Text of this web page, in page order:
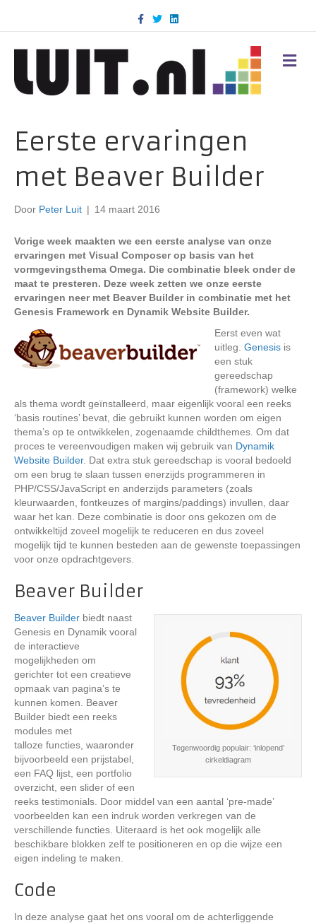
c
k
T
w
i
n
d
M
E
Eerste ervaringen
met Beaver Builder
Door Peter Luit | 14 maart 2016
Vorige week maakten we een eerste analyse van onze
ervaringen met Visual Composer op basis van het
vormgevingsthema Omega. Die combinatie bleek onder de
maat te presteren. Deze week zetten we onze eerste
ervaringen neer met Beaver Builder in combinatie met het
Genesis Framework en Dynamik Website Builder.
Eerst even wat
uitleg. Genesis is
een stuk
gereedschap
(framework) welke
als thema wordt geïnstalleerd, maar eigenlijk vooral een reeks
‘basis routines’ bevat, die gebruikt kunnen worden om eigen
thema’s op te ontwikkelen, zogenaamde childthemes. Om dat
proces te vereenvoudigen maken wij gebruik van Dynamik
Website Builder. Dat extra stuk gereedschap is vooral bedoeld
om een brug te slaan tussen enerzijds programmeren in
PHP/CSS/JavaScript en anderzijds parameters (zoals
kleurwaarden, fontkeuzes of margins/paddings) invullen, daar
waar het kan. Deze combinatie is door ons gekozen om de
ontwikkeltijd zoveel mogelijk te reduceren en dus zoveel
mogelijk tijd te kunnen besteden aan de gewenste toepassingen
voor onze opdrachtgevers.
Beaver Builder
Tegenwoordig populair: ‘inlopend’
cirkeldiagram
Beaver Builder biedt naast
Genesis en Dynamik vooral
de interactieve
mogelijkheden om
gerichter tot een creatieve
opmaak van pagina’s te
kunnen komen. Beaver
Builder biedt een reeks
modules met
talloze functies, waaronder
bijvoorbeeld een prijstabel,
een FAQ lijst, een portfolio
overzicht, een slider of een
reeks testimonials. Door middel van een aantal ‘pre-made’
voorbeelden kan een indruk worden verkregen van de
verschillende functies. Uiteraard is het ook mogelijk alle
beschikbare blokken zelf te positioneren en op die wijze een
eigen indeling te maken.
Code
In deze analyse gaat het ons vooral om de achterliggende